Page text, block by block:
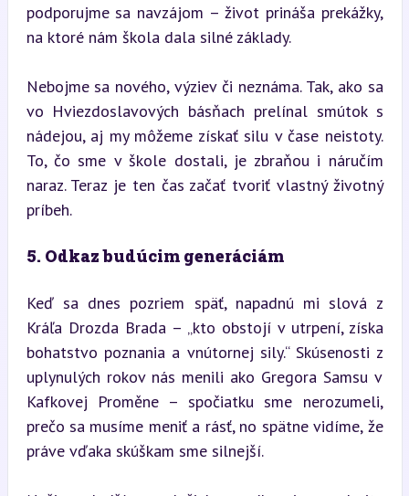
podporujme sa navzájom – život prináša prekážky,
na ktoré nám škola dala silné základy.
Nebojme sa nového, výziev či neznáma. Tak, ako sa
vo Hviezdoslavových básňach prelínal smútok s
nádejou, aj my môžeme získať silu v čase neistoty.
To, čo sme v škole dostali, je zbraňou i náručím
naraz. Teraz je ten čas začať tvoriť vlastný životný
príbeh.
5. Odkaz budúcim generáciám
Keď sa dnes pozriem späť, napadnú mi slová z
Kráľa Drozda Brada – „kto obstojí v utrpení, získa
bohatstvo poznania a vnútornej sily.“ Skúsenosti z
uplynulých rokov nás menili ako Gregora Samsu v
Kafkovej Proměne – spočiatku sme nerozumeli,
prečo sa musíme meniť a rásť, no spätne vidíme, že
práve vďaka skúškam sme silnejší.